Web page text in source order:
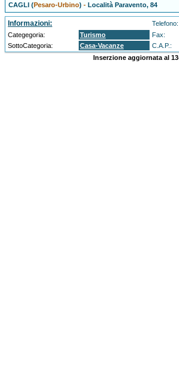
CAGLI (Pesaro-Urbino) -Località Paravento, 84
Informazioni: Telefono:
Categegoria:
Turismo
Fax:
SottoCategoria:
Casa-Vacanze C.A.P.:
Inserzione aggiornata al